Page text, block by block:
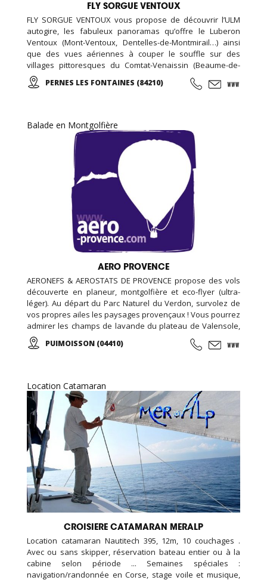
FLY SORGUE VENTOUX
FLY SORGUE VENTOUX vous propose de découvrir l’ULM
autogire, les fabuleux panoramas qu’offre le Luberon
Ventoux (Mont-Ventoux, Dentelles-de-Montmirail…) ainsi
que des vues aériennes à couper le souffle sur des
villages pittoresques du Comtat-Venaissin (Beaume-de-
Venise, Le-Barroux, Bédoin, Crillon-le-Brave…), sur les
Monts-de-Vaucluse (Blauvac, Méthamis, Gordes, L’Isle sur
PERNES LES FONTAINES (84210)
Balade en Montgolfière
AERO PROVENCE
AERONEFS & AEROSTATS DE PROVENCE propose des vols
découverte en planeur, montgolfière et eco-flyer (ultra-
léger). Au départ du Parc Naturel du Verdon, survolez de
vos propres ailes les paysages provençaux ! Vous pourrez
admirer les champs de lavande du plateau de Valensole,
le lac Sainte-Croix ou les gorges du Verdon tout en
apercevant les Alpes se dessiner à l’horizon… A tout âge,
PUIMOISSON (04410)
Location Catamaran
CROISIERE CATAMARAN MERALP
Location catamaran Nautitech 395, 12m, 10 couchages .
Avec ou sans skipper, réservation bateau entier ou à la
cabine selon période ... Semaines spéciales :
navigation/randonnée en Corse, stage voile et musique,